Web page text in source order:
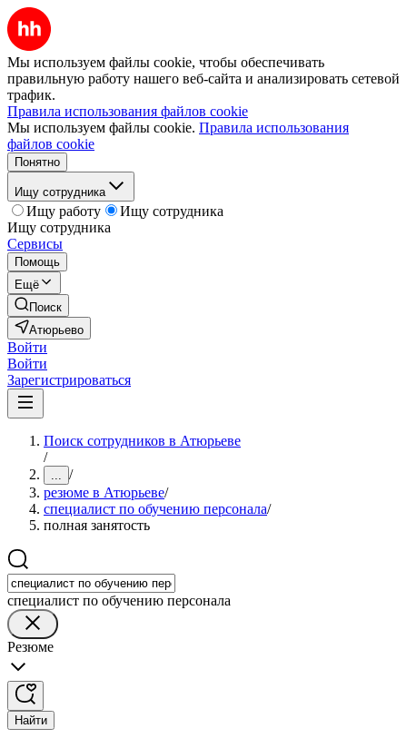
Мы используем файлы cookie, чтобы обеспечивать
правильную работу нашего веб-сайта и анализировать сетевой
трафик.
Правила использования файлов cookie
Мы используем файлы cookie. Правила использования
файлов cookie
Понятно
Ищу сотрудника
Ищу работу
Ищу сотрудника
Ищу сотрудника
Сервисы
Помощь
Ещё
Поиск
Атюрьево
Войти
Войти
Зарегистрироваться
Поиск сотрудников в Атюрьеве
/
... /
резюме в Атюрьеве/
специалист по обучению персонала/
полная занятость
специалист по обучению персонала
Резюме
Найти